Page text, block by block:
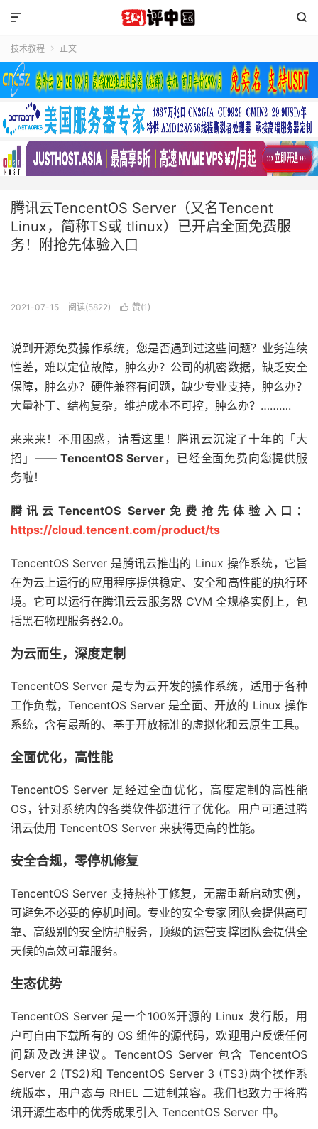


技术教程  正文
腾讯云TencentOS Server（又名Tencent
Linux，简称TS或 tlinux）已开启全面免费服
务！附抢先体验入口
2021-07-15 阅读(5822)  赞(1 )
说到开源免费操作系统，您是否遇到过这些问题？业务连续
性差，难以定位故障，肿么办？公司的机密数据，缺乏安全
保障，肿么办？硬件兼容有问题，缺少专业支持，肿么办？
大量补丁、结构复杂，维护成本不可控，肿么办？……….
来来来！不用困惑，请看这里！腾讯云沉淀了十年的「大
招」——TencentOS Server，已经全面免费向您提供服
务啦！
腾讯云TencentOS Server免费抢先体验入口：
https://cloud.tencent.com/product/ts
TencentOS Server 是腾讯云推出的 Linux 操作系统，它旨
在为云上运行的应用程序提供稳定、安全和高性能的执行环
境。它可以运行在腾讯云云服务器 CVM 全规格实例上，包
括黑石物理服务器2.0。
为云而生，深度定制
TencentOS Server 是专为云开发的操作系统，适用于各种
工作负载，TencentOS Server 是全面、开放的 Linux 操作
系统，含有最新的、基于开放标准的虚拟化和云原生工具。
全面优化，高性能
TencentOS Server 是经过全面优化，高度定制的高性能
OS，针对系统内的各类软件都进行了优化。用户可通过腾
讯云使用 TencentOS Server 来获得更高的性能。
安全合规，零停机修复
TencentOS Server 支持热补丁修复，无需重新启动实例，
可避免不必要的停机时间。专业的安全专家团队会提供高可
靠、高级别的安全防护服务，顶级的运营支撑团队会提供全
天候的高效可靠服务。
生态优势
TencentOS Server 是一个100%开源的 Linux 发行版，用
户可自由下载所有的 OS 组件的源代码，欢迎用户反馈任何
问题及改进建议。TencentOS Server 包含 TencentOS
Server 2 (TS2)和 TencentOS Server 3 (TS3)两个操作系
统版本，用户态与 RHEL 二进制兼容。我们也致力于将腾
讯开源生态中的优秀成果引入 TencentOS Server 中。